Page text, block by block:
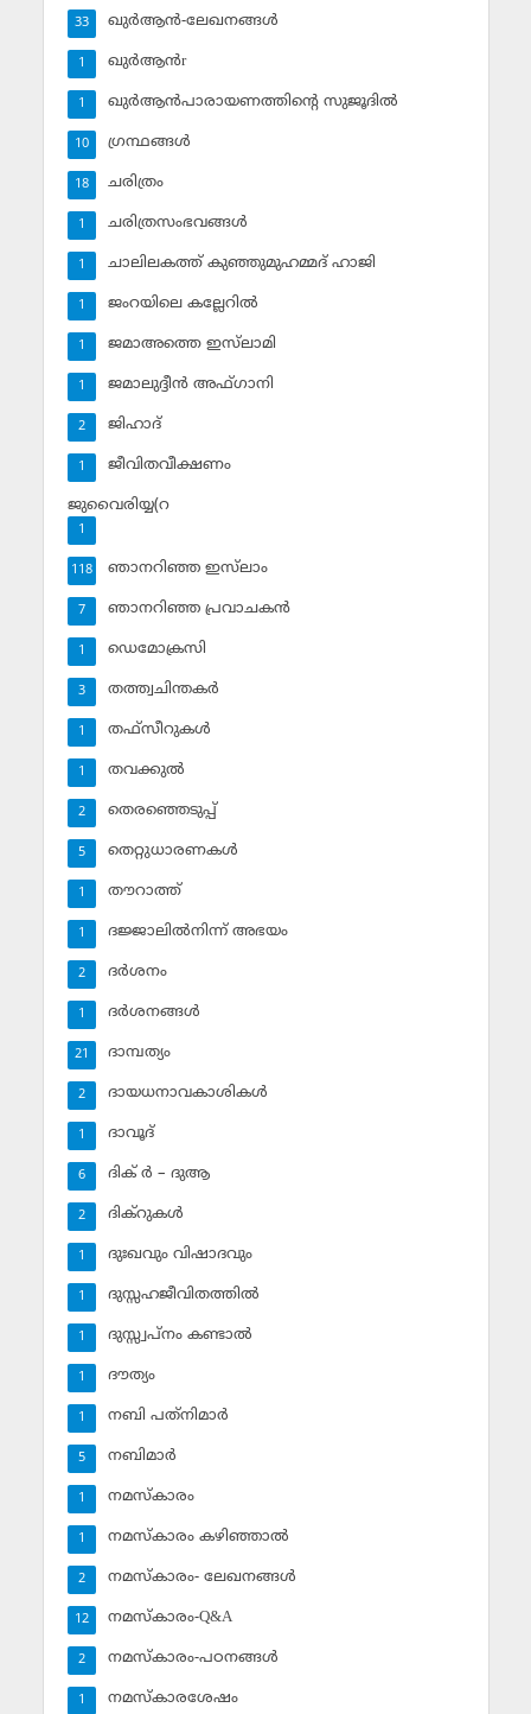
ഖുര്‍ആന്‍-ലേഖനങ്ങള്‍
33
ഖുര്‍ആന്‍r
1
ഖുര്‍ആന്‍പാരായണത്തിന്റെ സുജൂദില്‍
1
ഗ്രന്ഥങ്ങള്‍
10
ചരിത്രം
18
ചരിത്രസംഭവങ്ങള്‍
1
ചാലിലകത്ത് കുഞ്ഞുമുഹമ്മദ് ഹാജി
1
ജംറയിലെ കല്ലേറില്‍
1
ജമാഅത്തെ ഇസ്‌ലാമി
1
ജമാലുദ്ദീന്‍ അഫ്ഗാനി
1
ജിഹാദ്‌
2
ജീവിതവീക്ഷണം
1
ജുവൈരിയ്യ(റ
1
ഞാനറിഞ്ഞ ഇസ്‌ലാം
118
ഞാനറിഞ്ഞ പ്രവാചകന്‍
7
ഡെമോക്രസി
1
തത്ത്വചിന്തകര്‍
3
തഫ്‌സീറുകള്‍
1
തവക്കുല്‍
1
തെരഞ്ഞെടുപ്പ്
2
തെറ്റുധാരണകള്‍
5
തൗറാത്ത്
1
ദജ്ജാലില്‍നിന്ന് അഭയം
1
ദര്‍ശനം
2
ദര്‍ശനങ്ങള്‍
1
ദാമ്പത്യം
21
ദായധനാവകാശികള്‍
2
ദാവൂദ്‌
1
ദിക് ര്‍ – ദുആ
6
ദിക്‌റുകള്‍
2
ദുഃഖവും വിഷാദവും
1
ദുസ്സഹജീവിതത്തില്‍
1
ദുസ്സ്വപ്‌നം കണ്ടാല്‍
1
ദൗത്യം
1
നബി പത്‌നിമാര്‍
1
നബിമാര്‍
5
നമസ്‌കാരം
1
നമസ്‌കാരം കഴിഞ്ഞാല്‍
1
നമസ്‌കാരം- ലേഖനങ്ങള്‍
2
നമസ്‌കാരം-Q&A
12
നമസ്‌കാരം-പഠനങ്ങള്‍
2
നമസ്‌കാരശേഷം
1